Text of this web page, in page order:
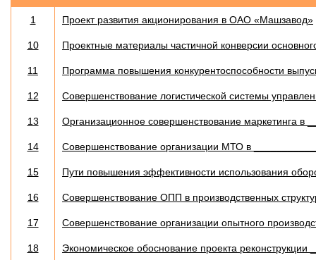
1 Проект развития акционирования в ОАО «Машзавод»
10 Проектные материалы частичной конверсии
11 Программа повышения конкурентоспособности
12 Совершенствование логистической системы
13 Организационное совершенствование маркетинга в
14 Совершенствование организации МТО в
15 Пути повышения эффективности использования
16 Совершенствование ОПП в производственных
17 Совершенствование организации опытного
18 Экономическое обоснование проекта реконструкции